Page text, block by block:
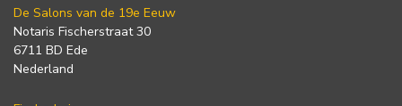
De Salons van de 19e Eeuw
Notaris Fischerstraat 30
6711 BD Ede
Nederland